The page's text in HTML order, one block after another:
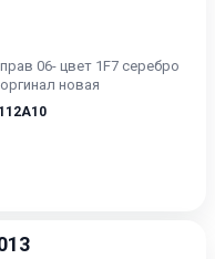
06- цвет 1F7 серебро
новая